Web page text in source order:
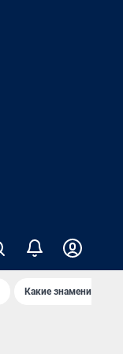
Какие знаменитости